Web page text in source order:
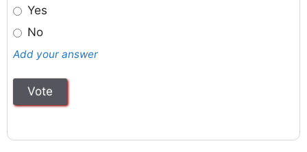
Yes
No
Add your answer